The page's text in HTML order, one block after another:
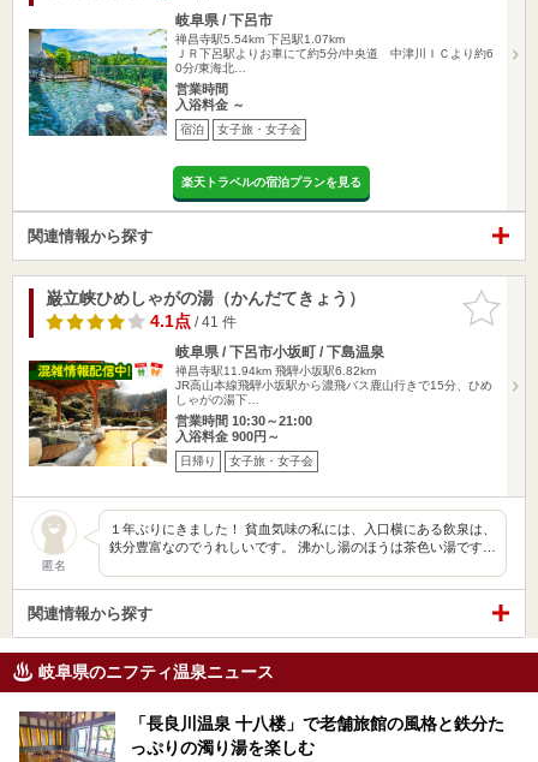
岐阜県 / 下呂市
禅昌寺駅5.54km 下呂駅1.07km
ＪＲ下呂駅よりお車にて約5分/中央道 中津川ＩＣより約6
0分/東海北…
営業時間
入浴料金 ～
宿泊 女子旅・女子会
楽天トラベルの宿泊プランを見る
関連情報から探す
お気に入
りに追加
巌立峡ひめしゃがの湯（かんだてきょう）
4.1点/ 41 件
岐阜県 / 下呂市小坂町 / 下島温泉
禅昌寺駅11.94km 飛騨小坂駅6.82km
JR高山本線飛騨小坂駅から濃飛バス鹿山行きで15分、ひめ
しゃがの湯下…
営業時間 10:30～21:00
入浴料金 900円～
日帰り 女子旅・女子会
匿名
１年ぶりにきました！ 貧血気味の私には、入口横にある飲泉は、
鉄分豊富なのでうれしいです。 沸かし湯のほうは茶色い湯です…
関連情報から探す
岐阜県のニフティ温泉ニュース
「長良川温泉 十八楼」で老舗旅館の風格と鉄分た
っぷりの濁り湯を楽しむ